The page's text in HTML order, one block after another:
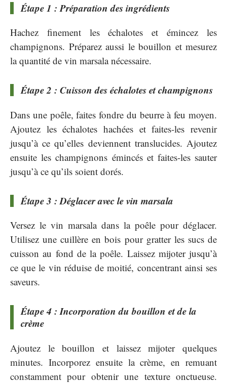
Étape 1 : Préparation des ingrédients
Hachez finement les échalotes et émincez les
champignons. Préparez aussi le bouillon et mesurez
la quantité de vin marsala nécessaire.
Étape 2 : Cuisson des échalotes et champignons
Dans une poêle, faites fondre du beurre à feu moyen.
Ajoutez les échalotes hachées et faites-les revenir
jusqu’à ce qu’elles deviennent translucides. Ajoutez
ensuite les champignons émincés et faites-les sauter
jusqu’à ce qu’ils soient dorés.
Étape 3 : Déglacer avec le vin marsala
Versez le vin marsala dans la poêle pour déglacer.
Utilisez une cuillère en bois pour gratter les sucs de
cuisson au fond de la poêle. Laissez mijoter jusqu’à
ce que le vin réduise de moitié, concentrant ainsi ses
saveurs.
Étape 4 : Incorporation du bouillon et de la
crème
Ajoutez le bouillon et laissez mijoter quelques
minutes. Incorporez ensuite la crème, en remuant
constamment pour obtenir une texture onctueuse.